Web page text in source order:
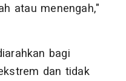
atau menengah,"
bagi
dan tidak